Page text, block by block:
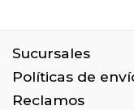
Sucursales
Políticas de
Reclamos